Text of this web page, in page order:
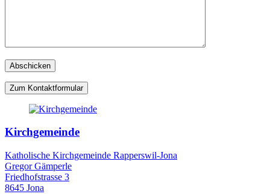
Zum Kontaktformular
Kirchgemeinde
Katholische Kirchgemeinde Rapperswil-Jona
Gregor Gämperle
Friedhofstrasse 3
8645 Jona